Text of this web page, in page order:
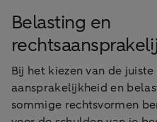
Belasting en
Bij het kiezen van de
aansprakelijkheid en
sommige rechtsvormen